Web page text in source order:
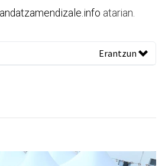
andatzamendizale.info atarian.
Erantzun